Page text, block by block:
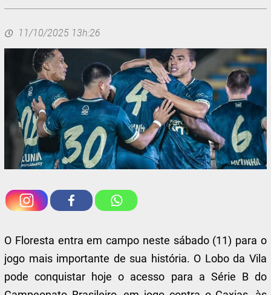
11/10/2025 13h:26
O Floresta entra em campo neste sábado (11) para o
jogo mais importante de sua história. O Lobo da Vila
pode conquistar hoje o acesso para a Série B do